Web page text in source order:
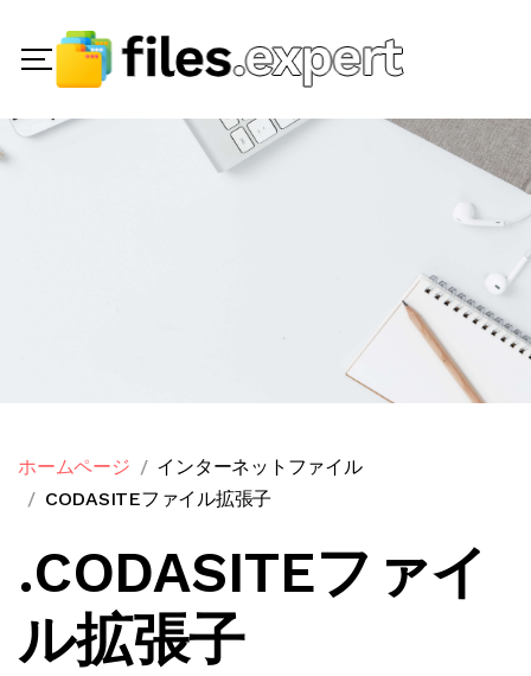
ホームページ
インターネットファイル
CODASITEファイル拡張子
.CODASITEファイ
ル拡張子